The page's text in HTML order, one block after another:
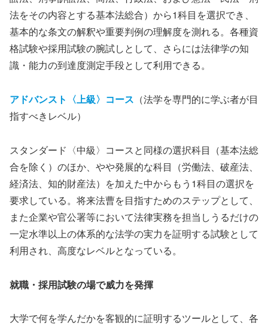
法をその内容とする基本法総合）から1科目を選択でき、
基本的な条文の解釈や重要判例の理解度を測れる。各種資
格試験や採用試験の腕試しとして、さらには法律学の知
識・能力の到達度測定手段として利用できる。
アドバンスト〈上級〉コース （法学を専門的に学ぶ者が目
指すべきレベル）
スタンダード〈中級〉コースと同様の選択科目（基本法総
合を除く）のほか、やや発展的な科目（労働法、破産法、
経済法、知的財産法）を加えた中からもう1科目の選択を
要求している。将来法曹を目指すためのステップとして、
また企業や官公署等において法律実務を担当しうるだけの
一定水準以上の体系的な法学の実力を証明する試験として
利用され、高度なレベルとなっている。
就職・採用試験の場で威力を発揮
大学で何を学んだかを客観的に証明するツールとして、各